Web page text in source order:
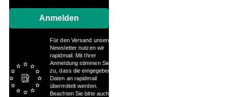
Anmelden
Für den Versand unserer
Newsletter nutzen wir
rapidmail. Mit Ihrer
Anmeldung stimmen Sie
zu, dass die eingegebenen
Daten an rapidmail
übermittelt werden.
Beachten Sie bitte auch die